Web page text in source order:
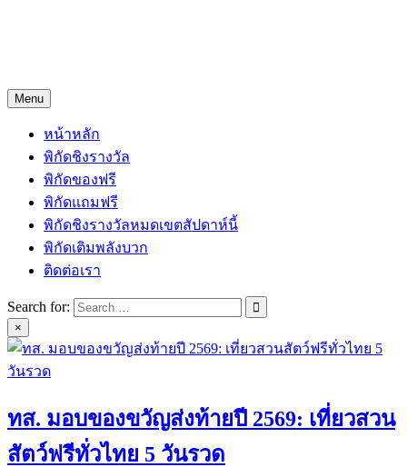
Menu
หน้าหลัก
พิกัดชิงรางวัล
พิกัดของฟรี
พิกัดแถมฟรี
พิกัดชิงรางวัลหมดเขตสัปดาห์นี้
พิกัดเติมพลังบวก
ติดต่อเรา
Search for:
×
ทส. มอบของขวัญส่งท้ายปี 2569: เที่ยวสวน
สัตว์ฟรีทั่วไทย 5 วันรวด